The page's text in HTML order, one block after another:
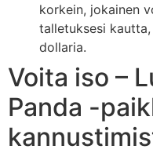
korkein, jokainen
talletuksesi
dollaria.
Voita iso –
Panda -